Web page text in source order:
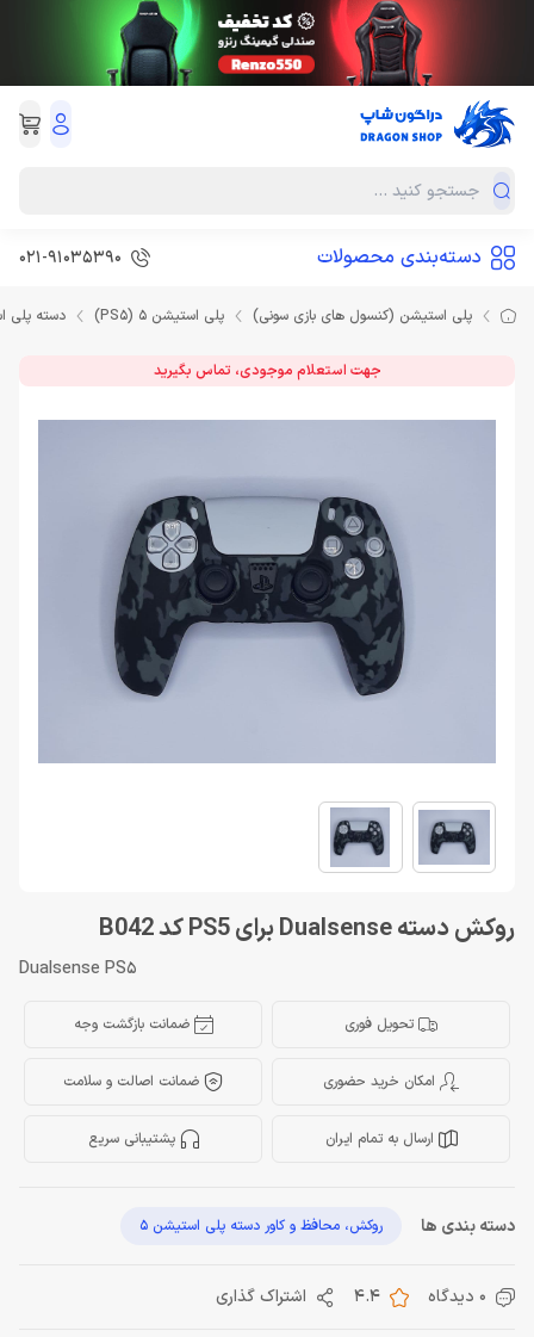
دسته‌بندی محصولات 021-91035390
پلی استیشن (کنسول های بازی سونی) پلی استیشن 5 (PS5) دسته پلی
جهت استعلام موجودی، تماس بگیرید
روکش دسته Dualsense برای PS5 کد B042
Dualsense PS5
تحویل فوری ضمانت بازگشت وجه
امکان خرید حضوری ضمانت اصالت و سلامت
ارسال به تمام ایران پشتیبانی سریع
دسته بندی ها روکش، محافظ و کاور دسته پلی استیشن 5
0 دیدگاه 4.4 اشتراک گذاری